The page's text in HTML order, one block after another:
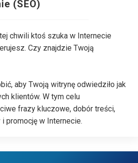
(SEO)
chwili ktoś szuka w Internecie
Czy znajdzie Twoją
aby Twoją witrynę odwiedziło jak
klientów. W tym celu
frazy kluczowe, dobór treści,
promocję w Internecie.